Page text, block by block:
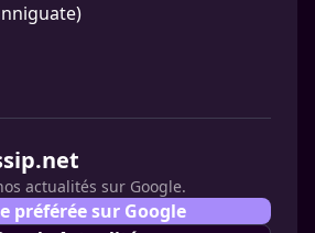
actualités sur Google.
préférée sur Google